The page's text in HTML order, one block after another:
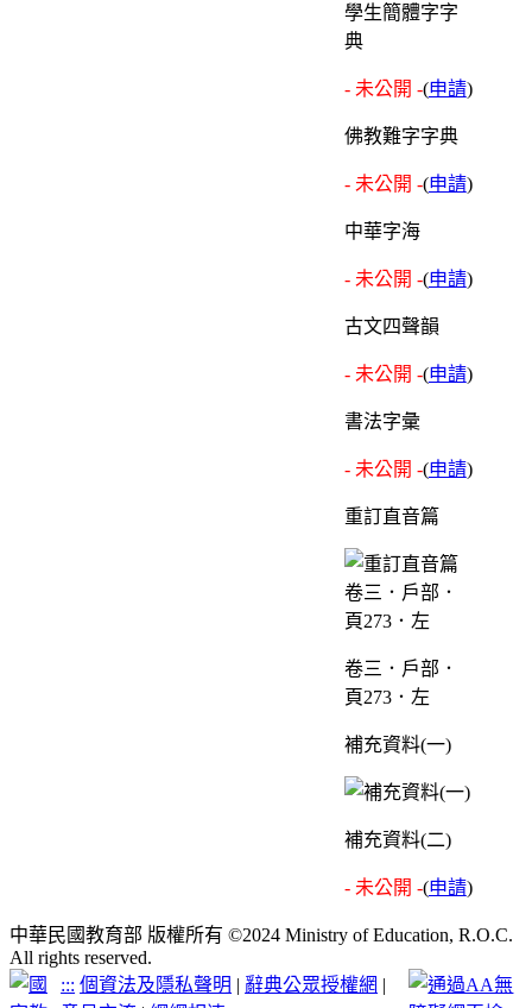
學生簡體字字
典
- 未公開 -(申請)
佛教難字字典
- 未公開 -(申請)
中華字海
- 未公開 -(申請)
古文四聲韻
- 未公開 -(申請)
書法字彙
- 未公開 -(申請)
重訂直音篇
卷三．戶部．
頁273．左
補充資料(一)
補充資料(二)
- 未公開 -(申請)
中華民國教育部 版權所有 ©2024 Ministry of Education, R.O.C.
All rights reserved.
::: 個資法及隱私聲明 | 辭典公眾授權網 |